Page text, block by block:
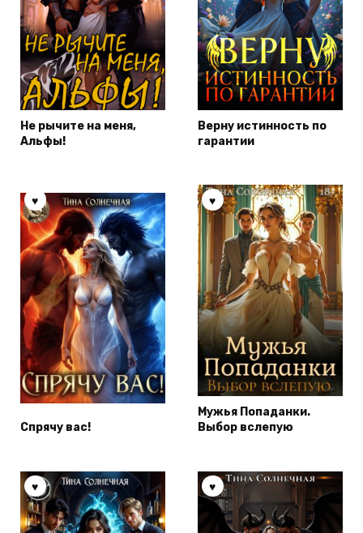
Не рычите на меня,
Альфы!
Верну истинность по
гарантии
Спрячу вас!
Мужья Попаданки.
Выбор вслепую